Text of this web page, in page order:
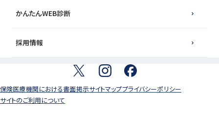
かんたんWEB診断
採用情報
保険医療機関における書面掲示サイトマッププライバシーポリシー
サイトのご利用について